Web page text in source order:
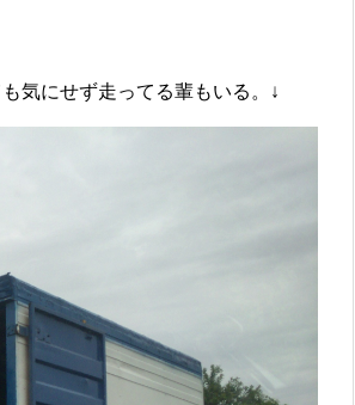
気にせず走ってる輩もいる。↓